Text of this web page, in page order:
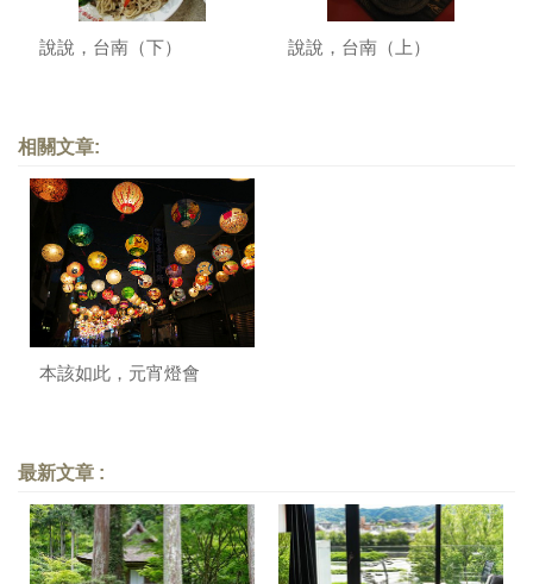
說說，台南（下） 說說，台南（上）
相關文章:
本該如此，元宵燈會
最新文章 :